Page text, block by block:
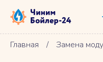
Главная / Замена